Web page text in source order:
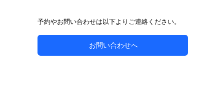
予約やお問い合わせは以下よりご連絡ください。
お問い合わせへ
自然な方法で副鼻腔炎のケアを目指す